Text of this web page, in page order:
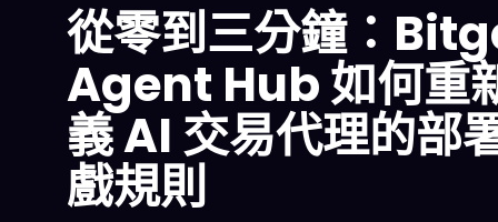
從零到三分鐘：
Agent Hub 如何重
義 AI 交易代理的部
戲規則